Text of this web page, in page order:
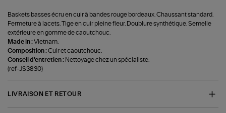
Baskets basses écru en cuir à bandes rouge bordeaux. Chaussant standard.
Fermeture à lacets. Tige en cuir pleine fleur. Doublure synthétique. Semelle
extérieure en gomme de caoutchouc.
Made in :Vietnam.
Composition :Cuir et caoutchouc.
Conseil d'entretien : Nettoyage chez un spécialiste.
(ref-JS3830)
LIVRAISON ET RETOUR